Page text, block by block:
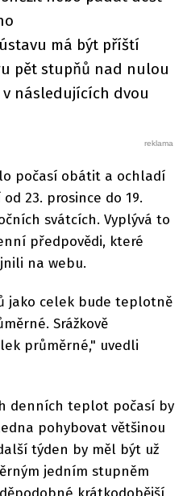
má být příští
pět stupňů nad nulou
následujících dvou
počasí obátit a ochladí
23. prosince do 19.
svátcích. Vyplývá to
předpovědi, které
na webu.
jako celek bude teplotně
Srážkově
průměrné," uvedli
denních teplot počasí by
pohybovat většinou
týden by měl být už
jedním stupněm